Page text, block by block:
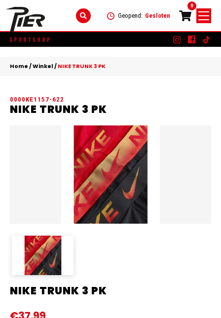
Geopend: Gesloten
0
Skip
to
SCHOENEN
KLEDING
KINDEREN
Home/Winkel/NIKE TRUNK 3 PK
0000KE1157-622
NIKE TRUNK 3 PK
NIKE TRUNK 3 PK